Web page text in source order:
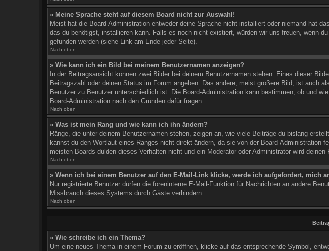
» Meine Sprache steht auf diesem Board nicht zur Auswahl!
Meist hat die Board-Administration entweder deine Sprache nicht installiert oder niemand hat
das du benötigst, installieren kann. Falls es noch nicht existiert, würden wir uns freuen, wenn
gefunden werden (siehe Link am Ende jeder Seite).
Nach oben
» Wie kann ich ein Bild bei meinem Benutzernamen anzeigen?
In der Beitragsansicht können zwei Bilder bei deinem Benutzernamen stehen. Eines dieser
Beitragszahl oder deinen Status im Forum angeben. Das andere, meist größere Bild, ist auch
Benutzer zu Benutzer unterschiedlich ist. Die Board-Administration kann bestimmen, ob und
Board-Administration nach den Gründen dafür fragen.
Nach oben
» Was ist mein Rang und wie kann ich ihn ändern?
Ränge, die unter deinem Benutzernamen stehen, zeigen an, wie viele Beiträge du bislang
kannst du den Wortlaut eines Ranges nicht direkt ändern, da sie von der Board-
meisten Boards dulden dieses Verhalten nicht und ein Moderator oder Administrator wird
Nach oben
» Wenn ich bei einem Benutzer auf den E-Mail-Link klicke, werde ich aufgefordert, mich
Nur registrierte Benutzer dürfen die foreninterne E-Mail-Funktion für Nachrichten an andere
Missbrauch dieses Systems durch Gäste verhindern.
Nach oben
» Wie schreibe ich ein Thema?
Um eine neues Thema in einem Forum zu eröffnen, klicke auf das entsprechende Symbol,